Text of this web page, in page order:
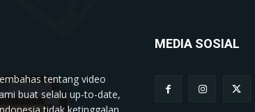
tentang video
buat selalu up-to-date,
MEDIA SOSIAL